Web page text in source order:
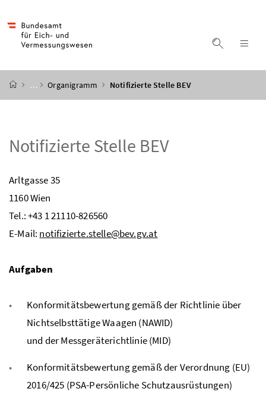
Suche
Startseite
… Organigramm Notifizierte Stelle BEV
Notifizierte Stelle BEV
Arltgasse 35
1160 Wien
Tel.: +43 1 21110-826560
E-Mail: notifizierte.stelle@bev.gv.at
Aufgaben
Konformitätsbewertung gemäß der Richtlinie über
Nichtselbsttätige Waagen (NAWID)
und der Messgeräterichtlinie (MID)
Konformitätsbewertung gemäß der Verordnung (EU)
2016/425 (PSA-Persönliche Schutzausrüstungen)